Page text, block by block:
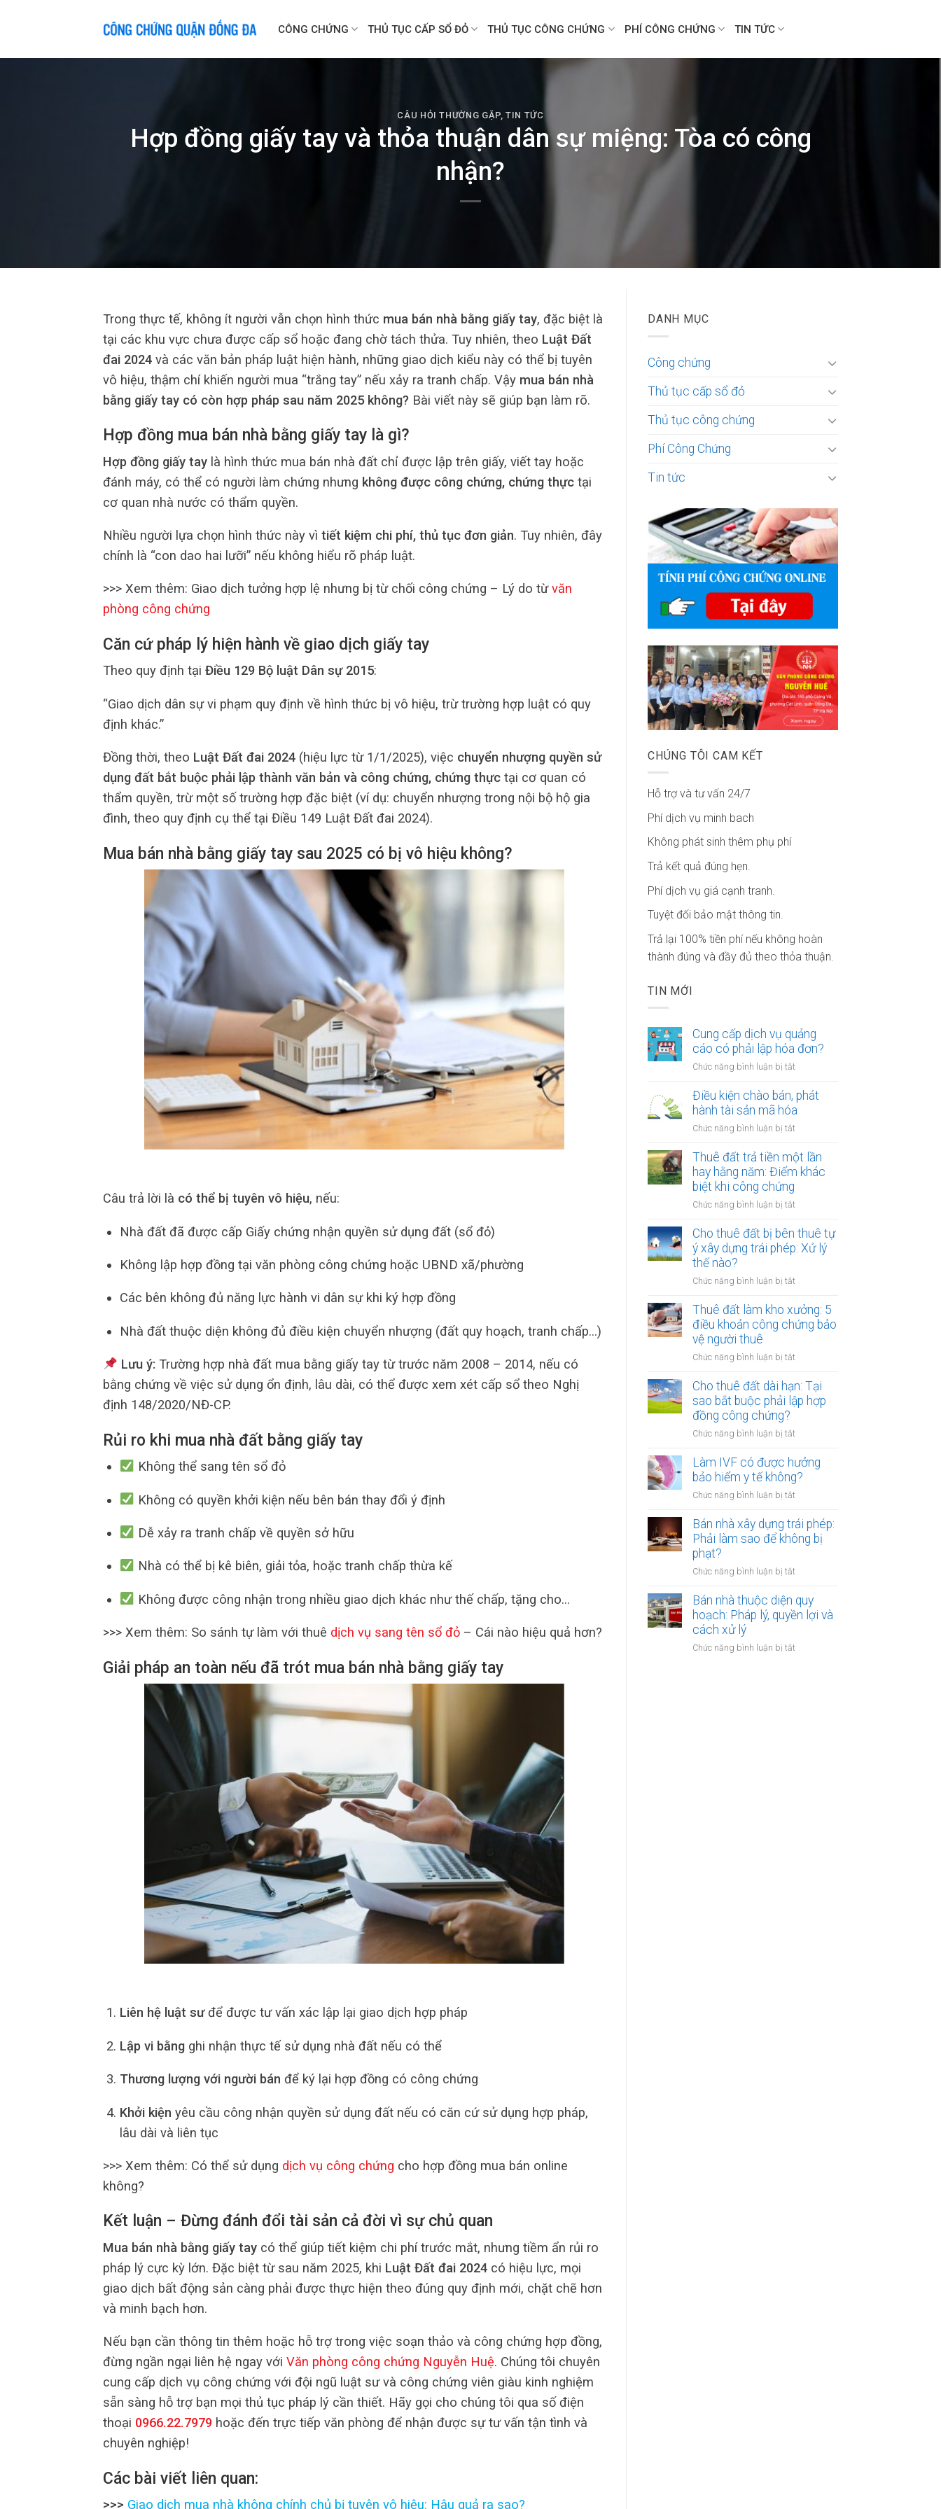
CÔNG CHỨNG THỦ TỤC CẤP SỔ ĐỎ THỦ TỤC CÔNG CHỨNG PHÍ CÔNG CHỨNG TIN TỨC
CÂU HỎI THƯỜNG GẶP,TIN TỨC
Hợp đồng giấy tay và thỏa thuận dân sự miệng: Tòa có công
nhận?
Trong thực tế, không ít người vẫn chọn hình thức mua bán nhà bằng giấy tay, đặc biệt là
tại các khu vực chưa được cấp sổ hoặc đang chờ tách thửa. Tuy nhiên, theo Luật Đất
đai 2024 và các văn bản pháp luật hiện hành, những giao dịch kiểu này có thể bị tuyên
vô hiệu, thậm chí khiến người mua “trắng tay” nếu xảy ra tranh chấp. Vậy mua bán nhà
bằng giấy tay có còn hợp pháp sau năm 2025 không? Bài viết này sẽ giúp bạn làm rõ.
Hợp đồng mua bán nhà bằng giấy tay là gì?
Hợp đồng giấy tay là hình thức mua bán nhà đất chỉ được lập trên giấy, viết tay hoặc
đánh máy, có thể có người làm chứng nhưng không được công chứng, chứng thực tại
cơ quan nhà nước có thẩm quyền.
Nhiều người lựa chọn hình thức này vì tiết kiệm chi phí, thủ tục đơn giản. Tuy nhiên, đây
chính là “con dao hai lưỡi” nếu không hiểu rõ pháp luật.
>>> Xem thêm: Giao dịch tưởng hợp lệ nhưng bị từ chối công chứng – Lý do từvăn
phòng công chứng
Căn cứ pháp lý hiện hành về giao dịch giấy tay
Theo quy định tại Điều 129 Bộ luật Dân sự 2015:
“Giao dịch dân sự vi phạm quy định về hình thức bị vô hiệu, trừ trường hợp luật có quy
định khác.”
Đồng thời, theo Luật Đất đai 2024 (hiệu lực từ 1/1/2025), việc chuyển nhượng quyền sử
dụng đất bắt buộc phải lập thành văn bản và công chứng, chứng thực tại cơ quan có
thẩm quyền, trừ một số trường hợp đặc biệt (ví dụ: chuyển nhượng trong nội bộ hộ gia
đình, theo quy định cụ thể tại Điều 149 Luật Đất đai 2024).
Mua bán nhà bằng giấy tay sau 2025 có bị vô hiệu không?
Câu trả lời là có thể bị tuyên vô hiệu, nếu:
Nhà đất đã được cấp Giấy chứng nhận quyền sử dụng đất (sổ đỏ)
Không lập hợp đồng tại văn phòng công chứng hoặc UBND xã/phường
Các bên không đủ năng lực hành vi dân sự khi ký hợp đồng
Nhà đất thuộc diện không đủ điều kiện chuyển nhượng (đất quy hoạch, tranh chấp…)
Lưu ý: Trường hợp nhà đất mua bằng giấy tay từ trước năm 2008 – 2014, nếu có
bằng chứng về việc sử dụng ổn định, lâu dài, có thể được xem xét cấp sổ theo Nghị
định 148/2020/NĐ-CP.
Rủi ro khi mua nhà đất bằng giấy tay
Không thể sang tên sổ đỏ
Không có quyền khởi kiện nếu bên bán thay đổi ý định
Dễ xảy ra tranh chấp về quyền sở hữu
Nhà có thể bị kê biên, giải tỏa, hoặc tranh chấp thừa kế
Không được công nhận trong nhiều giao dịch khác như thế chấp, tặng cho…
>>> Xem thêm: So sánh tự làm với thuê dịch vụ sang tên sổ đỏ – Cái nào hiệu quả hơn?
Giải pháp an toàn nếu đã trót mua bán nhà bằng giấy tay
Liên hệ luật sưđể được tư vấn xác lập lại giao dịch hợp pháp
Lập vi bằngghi nhận thực tế sử dụng nhà đất nếu có thể
Thương lượng với người bán để ký lại hợp đồng có công chứng
Khởi kiện yêu cầu công nhận quyền sử dụng đất nếu có căn cứ sử dụng hợp pháp,
lâu dài và liên tục
>>> Xem thêm: Có thể sử dụng dịch vụ công chứng cho hợp đồng mua bán online
không?
Kết luận – Đừng đánh đổi tài sản cả đời vì sự chủ quan
Mua bán nhà bằng giấy tay có thể giúp tiết kiệm chi phí trước mắt, nhưng tiềm ẩn rủi ro
pháp lý cực kỳ lớn. Đặc biệt từ sau năm 2025, khi Luật Đất đai 2024 có hiệu lực, mọi
giao dịch bất động sản càng phải được thực hiện theo đúng quy định mới, chặt chẽ hơn
và minh bạch hơn.
Nếu bạn cần thông tin thêm hoặc hỗ trợ trong việc soạn thảo và công chứng hợp đồng,
đừng ngần ngại liên hệ ngay với Văn phòng công chứng Nguyễn Huệ. Chúng tôi chuyên
cung cấp dịch vụ công chứng với đội ngũ luật sư và công chứng viên giàu kinh nghiệm
sẵn sàng hỗ trợ bạn mọi thủ tục pháp lý cần thiết. Hãy gọi cho chúng tôi qua số điện
thoại 0966.22.7979 hoặc đến trực tiếp văn phòng để nhận được sự tư vấn tận tình và
chuyên nghiệp!
Các bài viết liên quan:
>>> Giao dịch mua nhà không chính chủ bị tuyên vô hiệu: Hậu quả ra sao?
DANH MỤC
Công chứng
Thủ tục cấp sổ đỏ
Thủ tục công chứng
Phí Công Chứng
Tin tức
CHÚNG TÔI CAM KẾT
Hỗ trợ và tư vấn 24/7
Phí dịch vụ minh bach
Không phát sinh thêm phụ phí
Trả kết quả đúng hẹn.
Phí dịch vụ giá cạnh tranh.
Tuyệt đối bảo mật thông tin.
Trả lại 100% tiền phí nếu không hoàn
thành đúng và đầy đủ theo thỏa thuận.
TIN MỚI
Cung cấp dịch vụ quảng
cáo có phải lập hóa đơn?
Chức năng bình luận bị tắt
cấp
dịch
quảng
có
phải
Điều kiện chào bán, phát
hành tài sản mã hóa
Chức năng bình luận bị tắt
kiện
chào
hành
sản
mã
Thuê đất trả tiền một lần
hay hằng năm: Điểm khác
biệt khi công chứng
Chức năng bình luận bị tắt
đất
trả
lần
hằng
năm:
công
chứng
Cho thuê đất bị bên thuê tự
ý xây dựng trái phép: Xử lý
thế nào?
Chức năng bình luận bị tắt
thuê
đất
thuê
ý
xây
lý
thế
Thuê đất làm kho xưởng: 5
điều khoản công chứng bảo
vệ người thuê
Chức năng bình luận bị tắt
đất
làm
kho
5
khoản
công
vệ
người
thuê
Cho thuê đất dài hạn: Tại
sao bắt buộc phải lập hợp
đồng công chứng?
Chức năng bình luận bị tắt
thuê
đất
dài
hạn:
sao
bắt
đồng
công
Làm IVF có được hưởng
bảo hiểm y tế không?
Chức năng bình luận bị tắt
IVF
có
được
bảo
y
tế
Bán nhà xây dựng trái phép:
Phải làm sao để không bị
phạt?
Chức năng bình luận bị tắt
nhà
xây
dựng
phép:
Bán nhà thuộc diện quy
hoạch: Pháp lý, quyền lợi và
cách xử lý
Chức năng bình luận bị tắt